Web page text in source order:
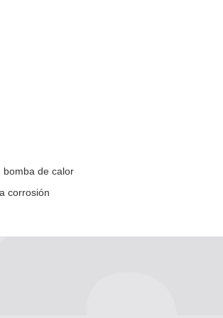
bomba de calor
corrosión